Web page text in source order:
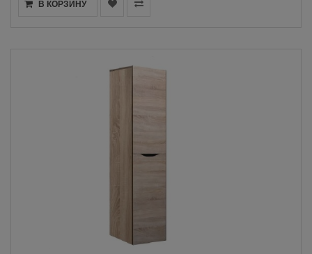
В КОРЗИНУ